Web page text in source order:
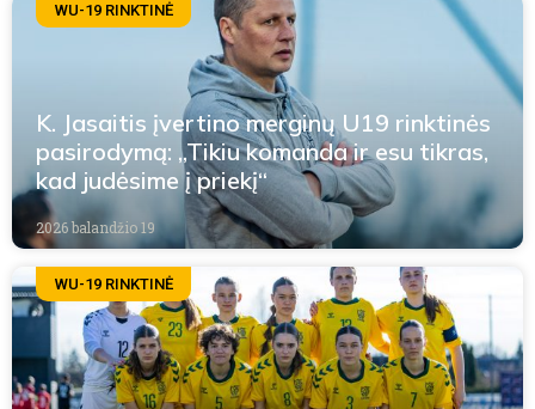
WU-19 RINKTINĖ
K. Jasaitis įvertino merginų U19 rinktinės
pasirodymą: „Tikiu komanda ir esu tikras,
kad judėsime į priekį“
2026 balandžio 19
WU-19 RINKTINĖ